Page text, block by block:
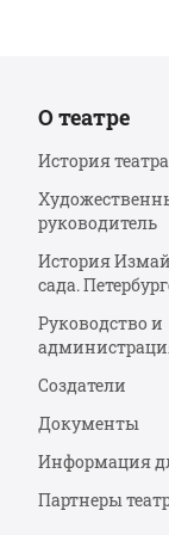
О театре
История театра
руководитель
История
сада.
Руководство и
Создатели
Документы
Информация
Партнеры